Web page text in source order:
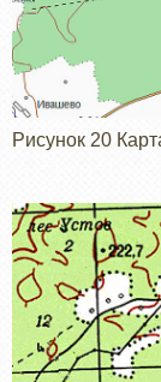
Рисунок 20